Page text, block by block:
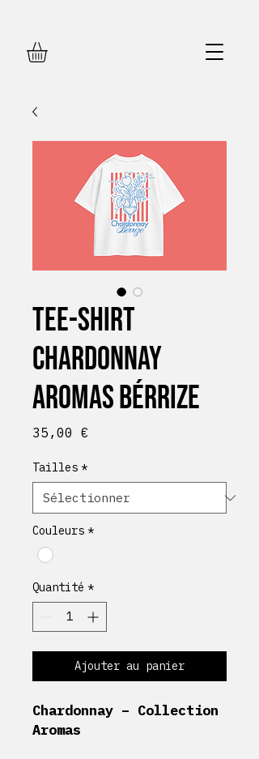
Tee-shirt
Chardonnay
Aromas Bérrize
35,00 €
Tailles *
Couleurs *
Quantité *
Ajouter au panier
Chardonnay – Collection
Aromas